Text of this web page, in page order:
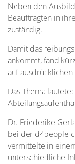
Neben den
Beauftragten in
zuständig.
Damit das
ankommt, fand
auf
Das Thema
Dr. Friederike
bei der d4people
vermittelte in
unterschiedliche